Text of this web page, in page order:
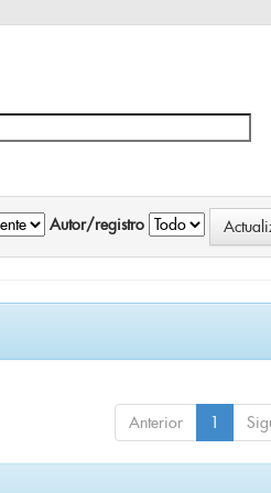
Autor/registro
Anterior 1